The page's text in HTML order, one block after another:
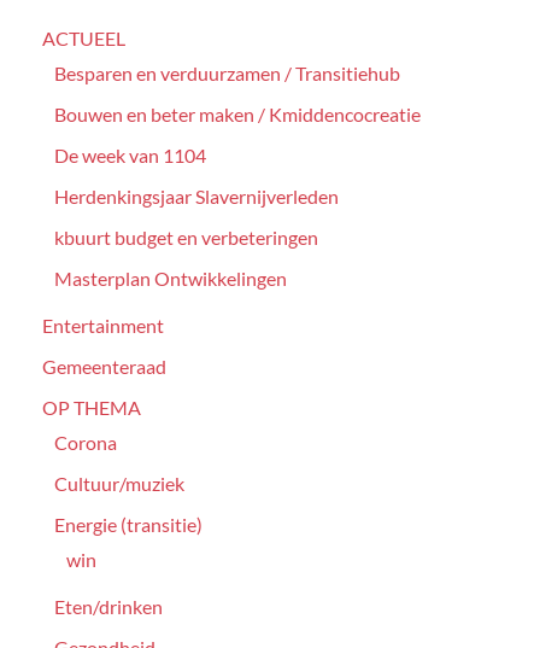
ACTUEEL
Besparen en verduurzamen / Transitiehub
Bouwen en beter maken / Kmiddencocreatie
De week van 1104
Herdenkingsjaar Slavernijverleden
kbuurt budget en verbeteringen
Masterplan Ontwikkelingen
Entertainment
Gemeenteraad
OP THEMA
Corona
Cultuur/muziek
Energie (transitie)
win
Eten/drinken